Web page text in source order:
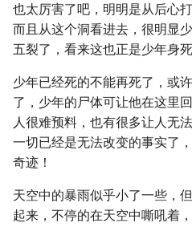
也太厉害了吧，明明是从后心
而且从这个洞看进去，很明显
五裂了，看来这也正是少年身
少年已经死的不能再死了，或
了，少年的尸体可让他在这里
人很难预料，也有很多让人无
一切已经是无法改变的事实了
奇迹！
天空中的暴雨似乎小了一些，
起来，不停的在天空中嘶吼着